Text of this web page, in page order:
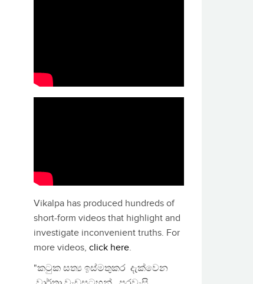
Vikalpa has produced hundreds of
short-form videos that highlight and
investigate inconvenient truths. For
more videos, click here.
"කටුක සත්‍ය ඉස්මතුකර දැක්වෙන